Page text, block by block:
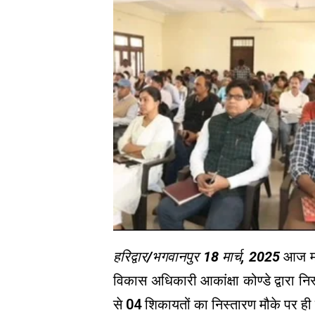
हरिद्वार/भगवानपुर 18 मार्च, 2025आज
विकास अधिकारी आकांक्षा कोण्डे
से 04 शिकायतों का निस्तारण मौके पर ही